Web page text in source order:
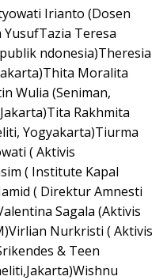
Irianto (Dosen
Teresa
ndonesia)Theresia
Moralita
Wulia (Seniman,
Rakhmita
Yogyakarta)Tiurma
( Aktivis
( Institute Kapal
( Direktur Amnesti
Sagala (Aktivis
Nurkristi ( Aktivis
& Teen